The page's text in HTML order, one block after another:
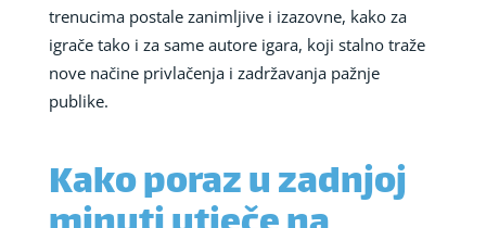
trenucima postale zanimljive i izazovne, kako za
igrače tako i za same autore igara, koji stalno traže
nove načine privlačenja i zadržavanja pažnje
publike.
Kako poraz u zadnjoj